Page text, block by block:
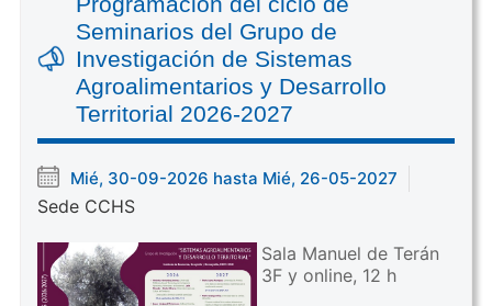
Seminarios del Grupo de
Investigación de Sistemas
Agroalimentarios y Desarrollo
Territorial 2026-2027
Mié, 30-09-2026 hasta Mié, 26-05-2027
Sede CCHS
Sala Manuel de Terán
3F y online, 12 h